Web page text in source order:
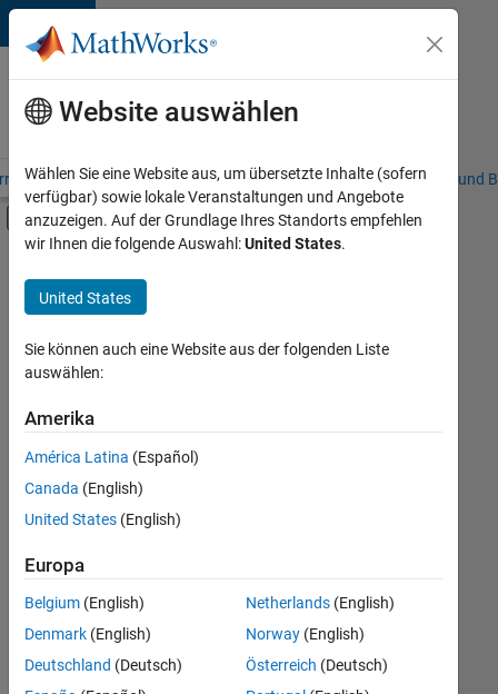
Weiter zum Inhalt
Karriere
bei
MathWorks
– Übersicht Stellensuche Niederlassungen Studierende und
Umschaltung für Off-Canvas-
Hauptinhalt
Ausgewählte
speichern
Es
nicht
alle
Stellen
übersetzt.
Sie
nach
einem
Standort,
Website auswählen
Wählen Sie eine Website aus, um übersetzte Inhalte (sofern
verfügbar) sowie lokale Veranstaltungen und Angebote
anzuzeigen. Auf der Grundlage Ihres Standorts empfehlen
wir Ihnen die folgende Auswahl:United States.
United States
Sie können auch eine Website aus der folgenden Liste
auswählen:
Amerika
América Latina (Español)
Canada (English)
United States (English)
Europa
Belgium (English)
Denmark (English)
Deutschland (Deutsch)
Netherlands(English)
Norway(English)
Österreich (Deutsch)